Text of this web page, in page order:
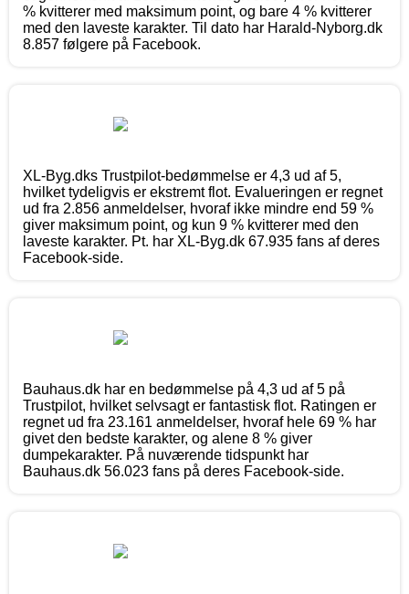
% kvitterer med maksimum point, og bare 4 % kvitterer
med den laveste karakter. Til dato har Harald-Nyborg.dk
8.857 følgere på Facebook.
XL-Byg.dks Trustpilot-bedømmelse er 4,3 ud af 5,
hvilket tydeligvis er ekstremt flot. Evalueringen er regnet
ud fra 2.856 anmeldelser, hvoraf ikke mindre end 59 %
giver maksimum point, og kun 9 % kvitterer med den
laveste karakter. Pt. har XL-Byg.dk 67.935 fans af deres
Facebook-side.
Bauhaus.dk har en bedømmelse på 4,3 ud af 5 på
Trustpilot, hvilket selvsagt er fantastisk flot. Ratingen er
regnet ud fra 23.161 anmeldelser, hvoraf hele 69 % har
givet den bedste karakter, og alene 8 % giver
dumpekarakter. På nuværende tidspunkt har
Bauhaus.dk 56.023 fans på deres Facebook-side.